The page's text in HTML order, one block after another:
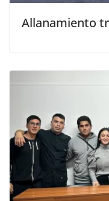
Allanamiento